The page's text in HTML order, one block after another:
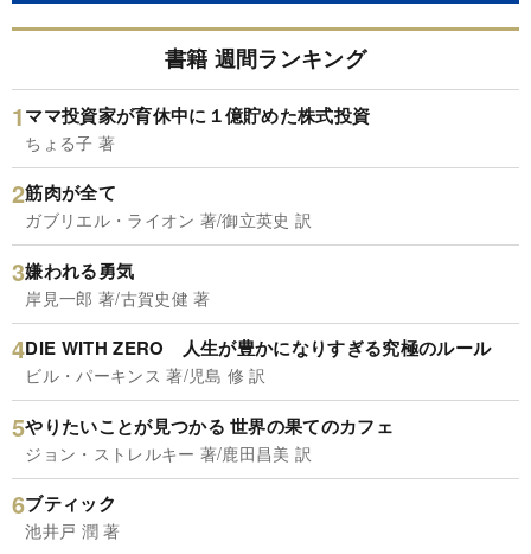
書籍 週間ランキング
ママ投資家が育休中に１億貯めた株式投資
ちょる子 著
筋肉が全て
ガブリエル・ライオン 著/御立英史 訳
嫌われる勇気
岸見一郎 著/古賀史健 著
DIE WITH ZERO 人生が豊かになりすぎる究極のルール
ビル・パーキンス 著/児島 修 訳
やりたいことが見つかる 世界の果てのカフェ
ジョン・ストレルキー 著/鹿田昌美 訳
ブティック
池井戸 潤 著